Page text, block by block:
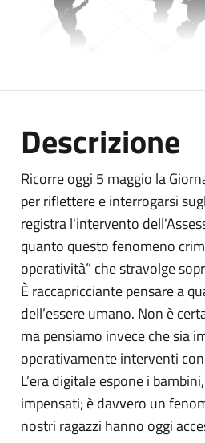
Descrizione
Ricorre oggi 5 maggio la
per riflettere e interrogarsi
registra l'intervento
quanto questo fenomeno
operatività” che stravolge
È raccapricciante pensare a
dell’essere umano. Non è
ma pensiamo invece che sia
operativamente interventi
L’era digitale espone i
impensati; è davvero un
nostri ragazzi hanno oggi